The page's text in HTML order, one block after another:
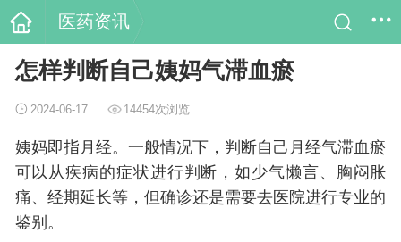
医药资讯
怎样判断自己姨妈气滞血瘀
2024-06-17 14454次浏览
姨妈即指月经。一般情况下，判断自己月经气滞血瘀
可以从疾病的症状进行判断，如少气懒言、胸闷胀
痛、经期延长等，但确诊还是需要去医院进行专业的
鉴别。